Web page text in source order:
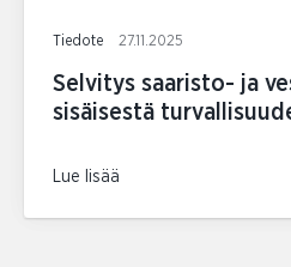
Tiedote 27.11.2025
Selvitys saaristo- ja
sisäisestä
Lue lisää